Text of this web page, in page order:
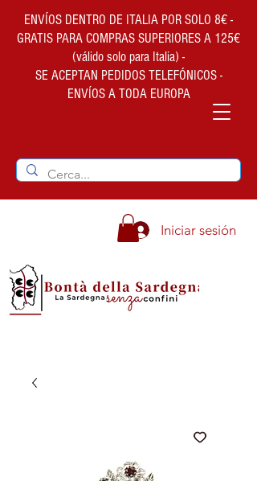
ENVÍOS DENTRO DE ITALIA POR SOLO 8€ -
GRATIS PARA COMPRAS SUPERIORES A 125€
(válido solo para Italia) -
SE ACEPTAN PEDIDOS TELEFÓNICOS -
ENVÍOS A TODA EUROPA
Iniciar sesión